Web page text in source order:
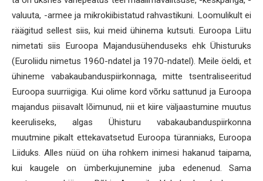
valuuta, -armee ja mikrokiibistatud rahvastikuni. Loomulikult ei
räägitud sellest siis, kui meid ühinema kutsuti. Euroopa Liitu
nimetati siis Euroopa Majandusühenduseks ehk Ühisturuks
(Euroliidu nimetus 1960-ndatel ja 1970-ndatel). Meile öeldi, et
ühineme vabakaubanduspiirkonnaga, mitte tsentraliseeritud
Euroopa suurriigiga. Kui olime kord võrku sattunud ja Euroopa
majandus piisavalt lõimunud, nii et kiire väljaastumine muutus
keeruliseks, algas Ühisturu vabakaubanduspiirkonna
muutmine pikalt ettekavatsetud Euroopa türanniaks, Euroopa
Liiduks. Alles nüüd on üha rohkem inimesi hakanud taipama,
kui kaugele on ümberkujunemine juba edenenud. Sama